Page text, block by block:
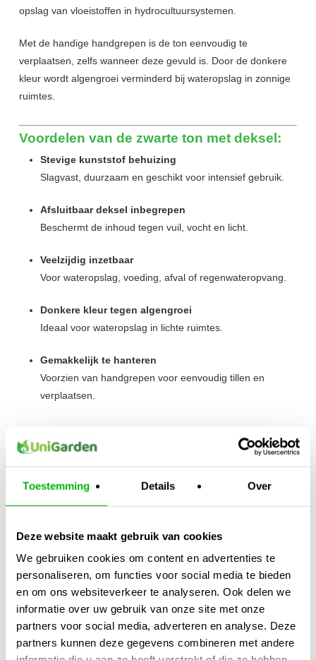
Toestemming Details Over
Deze website maakt gebruik van cookies
We gebruiken cookies om content en advertenties te
personaliseren, om functies voor social media te bieden
en om ons websiteverkeer te analyseren. Ook delen we
informatie over uw gebruik van onze site met onze
partners voor social media, adverteren en analyse. Deze
partners kunnen deze gegevens combineren met andere
opslag van vloeistoffen in hydrocultuursystemen.
Met de handige handgrepen is de ton eenvoudig te
verplaatsen, zelfs wanneer deze gevuld is. Door de donkere
kleur wordt algengroei verminderd bij wateropslag in zonnige
ruimtes.
Voordelen van de zwarte ton met deksel:
Stevige kunststof behuizing
Slagvast, duurzaam en geschikt voor intensief gebruik.
Afsluitbaar deksel inbegrepen
Beschermt de inhoud tegen vuil, vocht en licht.
Veelzijdig inzetbaar
Voor wateropslag, voeding, afval of regenwateropvang.
Donkere kleur tegen algengroei
Ideaal voor wateropslag in lichte ruimtes.
Gemakkelijk te hanteren
Voorzien van handgrepen voor eenvoudig tillen en
verplaatsen.
Of je nu werkt aan een duurzame tuin, een professioneel
kweeksysteem of een nette werkruimte – dezwarte ton met
dekselis een betrouwbare opslagoplossing.
dompelpomp/
Extra productinformatie
Gewicht
Afmetingen